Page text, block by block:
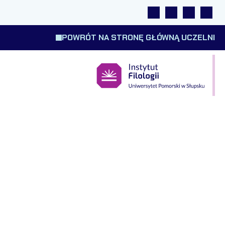
Linki Wyszukiwarka
Tłumacz
POWRÓT NA STRONĘ GŁÓWNĄ UCZELNI